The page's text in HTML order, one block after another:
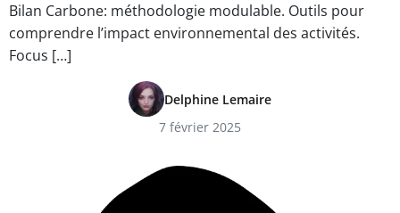
Bilan Carbone: méthodologie modulable. Outils pour
comprendre l’impact environnemental des activités.
Focus […]
Delphine Lemaire
7 février 2025